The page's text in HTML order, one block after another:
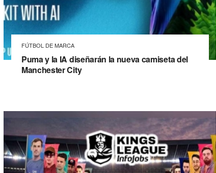
FÚTBOL DE MARCA
Puma y la IA diseñarán la nueva camiseta del
Manchester City